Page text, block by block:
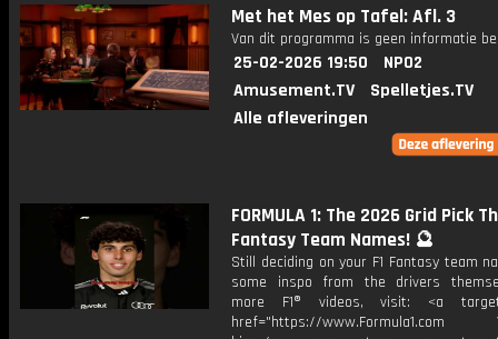
Met het Mes op Tafel: Afl. 3
Van dit programma is geen informatie
25-02-2026 19:50
NPO2
Amusement.TV
Spelletjes.TV
Alle afleveringen
FORMULA 1: The 2026 Grid Pick
Fantasy Team Names! 🔮
Still deciding on your F1 Fantasy team
some inspo from the drivers
more F1® videos, visit: <a
href="https://www.Formula1.com